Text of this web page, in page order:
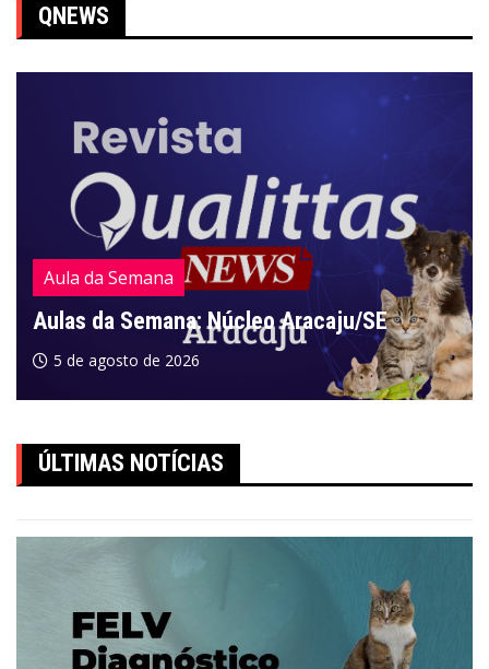
QNEWS
Aula da Semana
Aulas da Semana: Núcleo Aracaju/SE
5 de agosto de 2026
ÚLTIMAS NOTÍCIAS